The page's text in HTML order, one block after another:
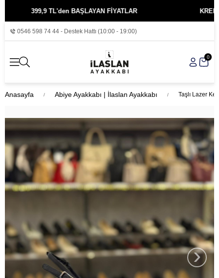
399,9 TL'den BAŞLAYAN FİYATLAR KREDİ
0546 598 74 44 - Destek Hattı (10:00 - 19:00)
0
Anasayfa Abiye Ayakkabı | İlaslan Ayakkabı Taşlı Lazer
›